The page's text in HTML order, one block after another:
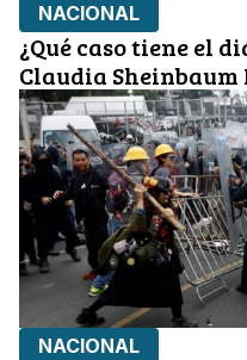
NACIONAL
¿Qué caso tiene el
Claudia Sheinbaum
NACIONAL